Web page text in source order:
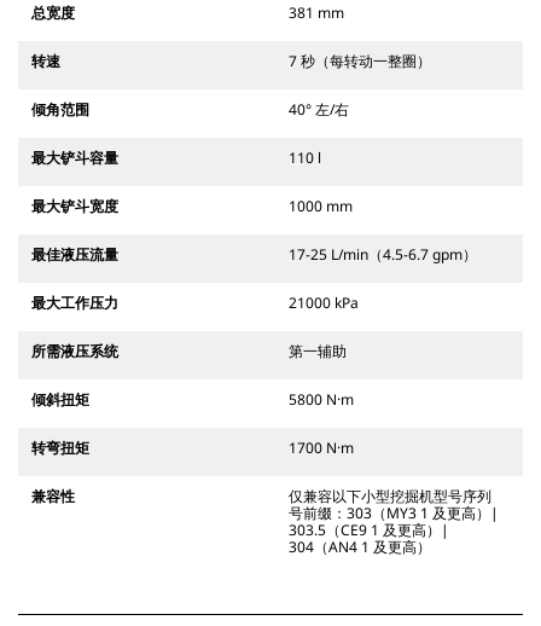
总宽度 381 mm
转速 7 秒（每转动一整圈）
倾角范围 40° 左/右
最大铲斗容量 110 l
最大铲斗宽度 1000 mm
最佳液压流量 17-25 L/min（4.5-6.7 gpm）
最大工作压力 21000 kPa
所需液压系统 第一辅助
倾斜扭矩 5800 N·m
转弯扭矩 1700 N·m
兼容性
仅兼容以下小型挖掘机型号序列
号前缀：303（MY3 1 及更高）|
303.5（CE9 1 及更高）|
304（AN4 1 及更高）